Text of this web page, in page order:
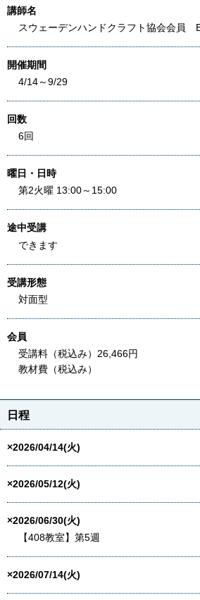
講師名
スウェーデンハンドクラフト協会会員
開催期間
4/14～9/29
回数
6回
曜日・日時
第2火曜 13:00～15:00
途中受講
できます
受講形態
対面型
会員
受講料（税込み）26,466円
教材費（税込み）
日程
×2026/04/14(火)
×2026/05/12(火)
×2026/06/30(火)
【408教室】第5週
×2026/07/14(火)